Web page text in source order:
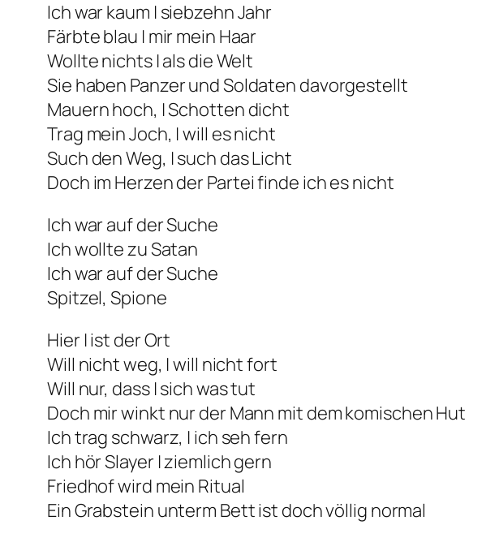
Ich war kaum | siebzehn Jahr
Färbte blau | mir mein Haar
Wollte nichts | als die Welt
Sie haben Panzer und Soldaten davorgestellt
Mauern hoch, | Schotten dicht
Trag mein Joch, | will es nicht
Such den Weg, | such das Licht
Doch im Herzen der Partei finde ich es nicht
Ich war auf der Suche
Ich wollte zu Satan
Ich war auf der Suche
Spitzel, Spione
Hier | ist der Ort
Will nicht weg, | will nicht fort
Will nur, dass | sich was tut
Doch mir winkt nur der Mann mit dem komischen Hut
Ich trag schwarz, | ich seh fern
Ich hör Slayer | ziemlich gern
Friedhof wird mein Ritual
Ein Grabstein unterm Bett ist doch völlig normal